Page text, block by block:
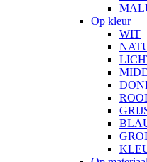
Op kleur
WIT